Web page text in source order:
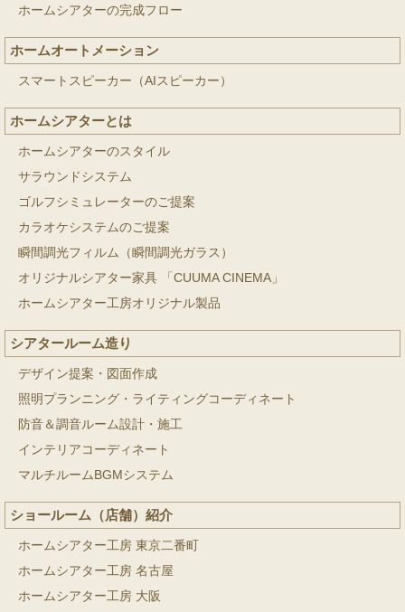
ホームシアターの完成フロー
ホームオートメーション
スマートスピーカー（AIスピーカー）
ホームシアターとは
ホームシアターのスタイル
サラウンドシステム
ゴルフシミュレーターのご提案
カラオケシステムのご提案
瞬間調光フィルム（瞬間調光ガラス）
オリジナルシアター家具 「CUUMA CINEMA」
ホームシアター工房オリジナル製品
シアタールーム造り
デザイン提案・図面作成
照明プランニング・ライティングコーディネート
防音＆調音ルーム設計・施工
インテリアコーディネート
マルチルームBGMシステム
ショールーム（店舗）紹介
ホームシアター工房 東京二番町
ホームシアター工房 名古屋
ホームシアター工房 大阪